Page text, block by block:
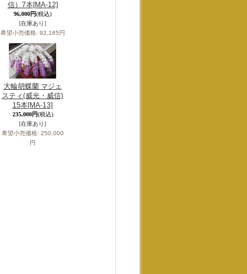
信）7本[MA-12]
96,000円(税込)
[在庫あり]
希望小売価格: 92,185円
大輪胡蝶蘭 マジェ
スティ(威光・威信)
15本[MA-13]
235,000円(税込)
[在庫あり]
希望小売価格: 250,000
円